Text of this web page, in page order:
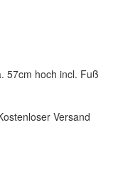
57cm hoch incl. Fuß
Versand